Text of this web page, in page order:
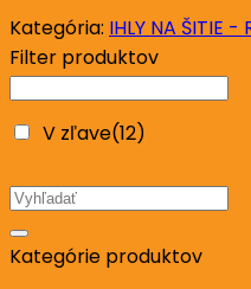
polkruh
80mm
Kategória: IHLY NA ŠITIE -
Filter produktov
V zľave(12)
Hľadať:
Kategórie produktov